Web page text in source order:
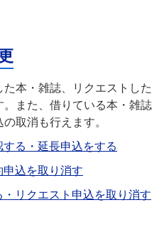
本・雑誌、リクエストした
また、借りている本・雑誌
取消も行えます。
る・延長申込をする
込を取り消す
リクエスト申込を取り消す